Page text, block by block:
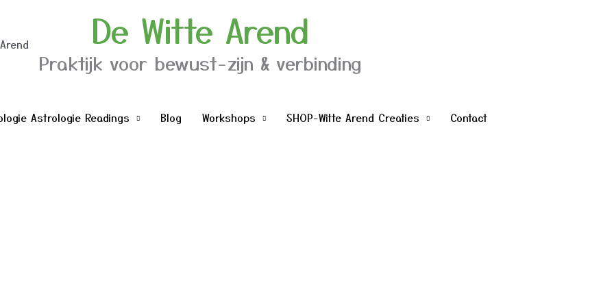
De Witte Arend
Praktijk voor bewust-zijn & verbinding
Astrologie Readings Blog Workshops SHOP-Witte Arend Creaties Contact